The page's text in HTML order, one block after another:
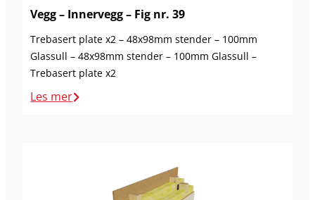
Vegg – Innervegg – Fig nr. 39
Trebasert plate x2 – 48x98mm stender – 100mm
Glassull – 48x98mm stender – 100mm Glassull –
Trebasert plate x2
Les mer